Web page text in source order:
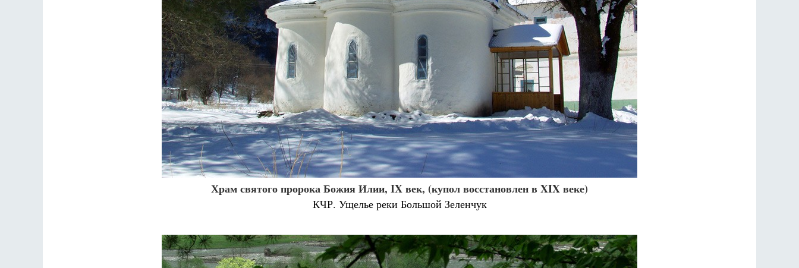
Храм святого пророка Божия Илии, IX век, (купол восстановлен в XIX веке)
КЧР. Ущелье реки Большой Зеленчук